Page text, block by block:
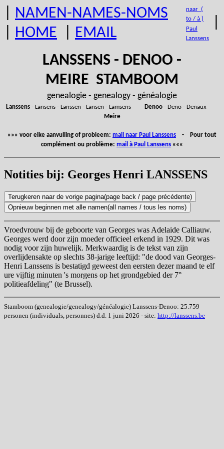
NAMEN-NAMES-NOMS
HOME EMAIL
naar (
to / à )
Paul
Lanssens
LANSSENS - DENOO -
MEIRE STAMBOOM
genealogie - genealogy - généalogie
Lanssens- Lansens - Lanssen - Lansen - Lamsens Denoo- Deno - Denaux
Meire
»»» voor elke aanvulling of probleem: mail naar Paul Lanssens - Pour tout
complément ou problème: mail à Paul Lanssens «««
Notities bij: Georges Henri LANSSENS
Vroedvrouw bij de geboorte van Georges was Adelaide Calliauw.
Georges werd door zijn moeder officieel erkend in 1929. Dit was
nodig voor zijn huwelijk. Merkwaardig is de tekst van zijn
overlijdensakte op slechts 38-jarige leeftijd: "de dood van Georges-
Henri Lanssens is bestatigd geweest den eersten dezer maand te elf
ure vijftig minuten 's morgens op het grondgebied der 7°
politieafdeling" (te Brussel).
Stamboom (genealogie/genealogy/généalogie) Lanssens-Denoo: 25.759
personen (individuals, personnes) d.d. 1 juni 2026 - site: http://lanssens.be